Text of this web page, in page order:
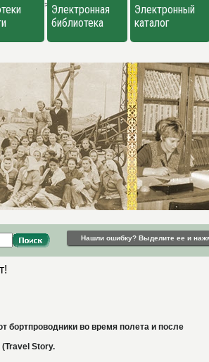
> Электронная
библиотека
Электронный
каталог
Нашли ошибку? Выделите ее и
бортпроводники во время полета и после
Story.